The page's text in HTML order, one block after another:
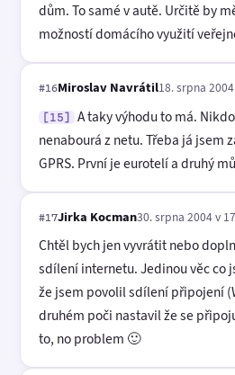
dům. To samé v autě. Určitě by
možností domácího využití
#16Miroslav Navrátil18. srpna
[15]
A taky výhodu to má.
nenabourá z netu. Třeba já jsem
GPRS. První je eurotelí a druhý
#17Jirka Kocman30. srpna 2004 v
Chtěl bych jen vyvrátit nebo
sdílení internetu. Jedinou věc co
že jsem povolil sdílení připojení
druhém poči nastavil že se
to, no problem 🙂